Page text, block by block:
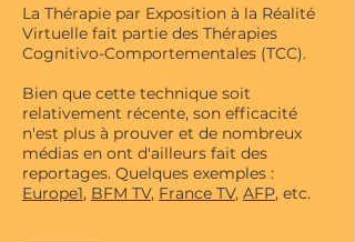
La Thérapie par Exposition à la Réalité
Virtuelle fait partie des Thérapies
Cognitivo-Comportementales (TCC).
Bien que cette technique soit
relativement récente, son efficacité
n'est plus à prouver et de nombreux
médias en ont d'ailleurs fait des
reportages. Quelques exemples :
Europe1, BFM TV, France TV, AFP, etc.